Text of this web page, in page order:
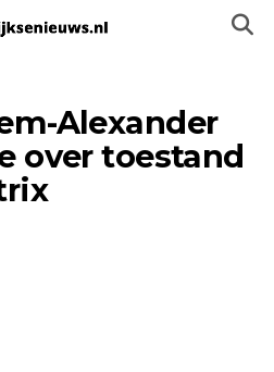
Alexander
over toestand